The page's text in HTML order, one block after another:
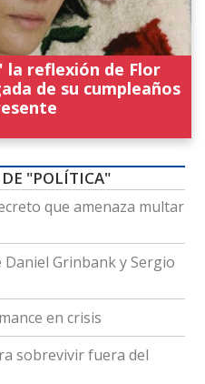
reflexión de Flor
de su cumpleaños
"POLÍTICA"
que amenaza multar
Grinbank y Sergio
en crisis
sobrevivir fuera del